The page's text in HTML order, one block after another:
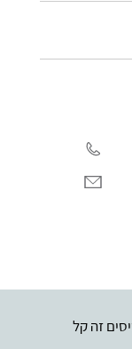
זה קל